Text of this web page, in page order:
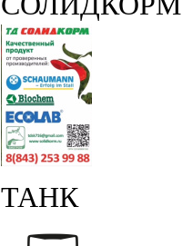
ТАНК